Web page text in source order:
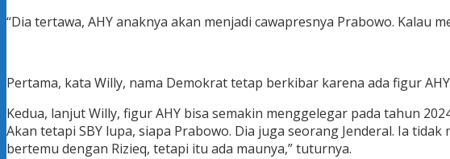
“Dia tertawa, AHY anaknya akan menjadi cawapresnya Prabowo. Kalau
Pertama, kata Willy, nama Demokrat tetap berkibar karena ada figur
Kedua, lanjut Willy, figur AHY bisa semakin menggelegar pada tahun
Akan tetapi SBY lupa, siapa Prabowo. Dia juga seorang Jenderal. Ia
bertemu dengan Rizieq, tetapi itu ada maunya,” tuturnya.